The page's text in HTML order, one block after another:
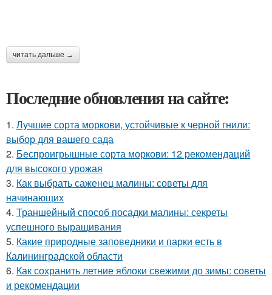
читать дальше →
Последние обновления на сайте:
1. Лучшие сорта моркови, устойчивые к черной гнили:
выбор для вашего сада
2. Беспроигрышные сорта моркови: 12 рекомендаций
для высокого урожая
3. Как выбрать саженец малины: советы для
начинающих
4. Траншейный способ посадки малины: секреты
успешного выращивания
5. Какие природные заповедники и парки есть в
Калининградской области
6. Как сохранить летние яблоки свежими до зимы: советы
и рекомендации